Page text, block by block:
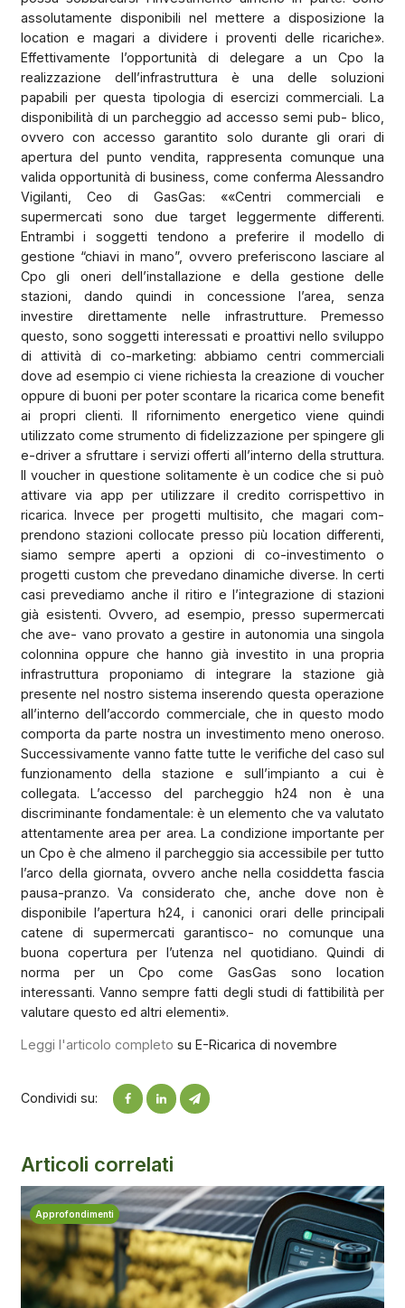
assolutamente disponibili nel mettere a disposizione la
location e magari a dividere i proventi delle ricariche».
Effettivamente l’opportunità di delegare a un Cpo la
realizzazione dell’infrastruttura è una delle soluzioni
papabili per questa tipologia di esercizi commerciali. La
disponibilità di un parcheggio ad accesso semi pub- blico,
ovvero con accesso garantito solo durante gli orari di
apertura del punto vendita, rappresenta comunque una
valida opportunità di business, come conferma Alessandro
Vigilanti, Ceo di GasGas: ««Centri commerciali e
supermercati sono due target leggermente differenti.
Entrambi i soggetti tendono a preferire il modello di
gestione “chiavi in mano”, ovvero preferiscono lasciare al
Cpo gli oneri dell’installazione e della gestione delle
stazioni, dando quindi in concessione l’area, senza
investire direttamente nelle infrastrutture. Premesso
questo, sono soggetti interessati e proattivi nello sviluppo
di attività di co-marketing: abbiamo centri commerciali
dove ad esempio ci viene richiesta la creazione di voucher
oppure di buoni per poter scontare la ricarica come benefit
ai propri clienti. Il rifornimento energetico viene quindi
utilizzato come strumento di fidelizzazione per spingere gli
e-driver a sfruttare i servizi offerti all’interno della struttura.
Il voucher in questione solitamente è un codice che si può
attivare via app per utilizzare il credito corrispettivo in
ricarica. Invece per progetti multisito, che magari com-
prendono stazioni collocate presso più location differenti,
siamo sempre aperti a opzioni di co-investimento o
progetti custom che prevedano dinamiche diverse. In certi
casi prevediamo anche il ritiro e l’integrazione di stazioni
già esistenti. Ovvero, ad esempio, presso supermercati
che ave- vano provato a gestire in autonomia una singola
colonnina oppure che hanno già investito in una propria
infrastruttura proponiamo di integrare la stazione già
presente nel nostro sistema inserendo questa operazione
all’interno dell’accordo commerciale, che in questo modo
comporta da parte nostra un investimento meno oneroso.
Successivamente vanno fatte tutte le verifiche del caso sul
funzionamento della stazione e sull’impianto
a cui è
collegata. L’accesso del parcheggio h24 non è una
discriminante fondamentale: è un elemento che va valutato
attentamente area per area. La condizione importante per
un Cpo è che almeno il parcheggio sia accessibile per tutto
l’arco della giornata, ovvero anche nella cosiddetta fascia
pausa-pranzo. Va considerato che, anche dove non è
disponibile l’apertura h24, i canonici orari delle principali
catene di supermercati garantisco- no comunque una
buona copertura per l’utenza nel quotidiano. Quindi di
norma per un Cpo come GasGas sono location
interessanti. Vanno sempre fatti degli studi di fattibilità per
valutare questo ed altri elementi».
Leggi l'articolo completo su E-Ricarica di novembre
Condividi su:
Articoli correlati
Approfondimenti